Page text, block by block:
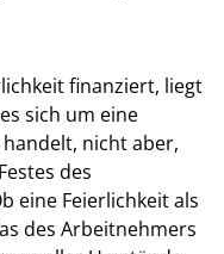
finanziert, liegt
sich um eine
nicht aber,
des
eine Feierlichkeit als
des Arbeitnehmers